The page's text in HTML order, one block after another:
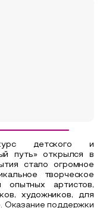
детского и
путь» открылся в
стало огромное
творческое
артистов,
художников, для
Оказание поддержки